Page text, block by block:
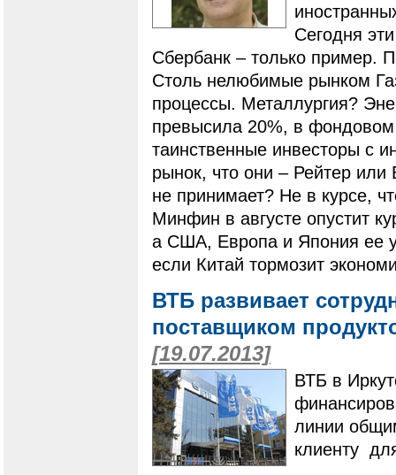
Сегодня
Сбербанк – только пример.
Столь нелюбимые рынком
процессы. Металлургия?
превысила 20%, в фондовом
таинственные инвесторы с
рынок, что они – Рейтер
не принимает? Не в курсе,
Минфин в августе опустит
а США, Европа и Япония ее
если Китай тормозит
ВТБ развивает
поставщиком
[19.07.2013]
ВТБ в
линии
клиенту